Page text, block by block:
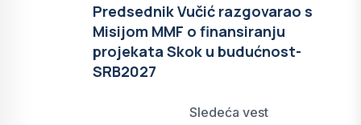
Predsednik Vučić razgovarao s
Misijom MMF o finansiranju
projekata Skok u budućnost-
SRB2027
Sledeća vest